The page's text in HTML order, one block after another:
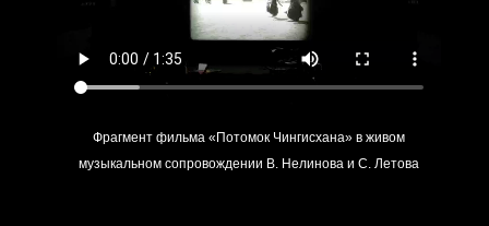
Фрагмент фильма «Потомок Чингисхана» в живом
музыкальном сопровождении В. Нелинова и С. Летова